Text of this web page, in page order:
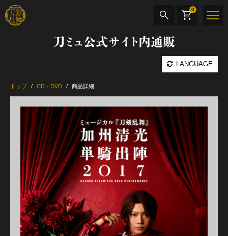
刀ミュ公式サイト内通販
LANGUAGE
0
CD・DVD BOOK その他
最新カテゴリー
加州清光 単騎出陣 極
髭切 単騎出陣 ～夢幻泡影～
トップ CD・DVD 商品詳細